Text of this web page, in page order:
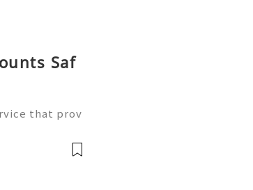
Saf
that prov
for people